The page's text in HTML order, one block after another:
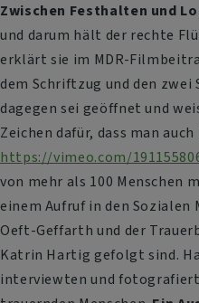
Zwischen Festhalten und
und darum hält der rechte
erklärt sie im MDR-
dem Schriftzug und den zwei
dagegen sei geöffnet und
Zeichen dafür, dass man
https://vimeo.com/
von mehr als 100 Menschen
einem Aufruf in den Sozialen
Oeft-Geffarth und der
Katrin Hartig gefolgt sind.
interviewten und